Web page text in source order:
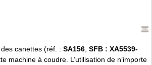
canettes (réf. : SA156 SFB : XA5539-
machine à coudre. L’utilisation de n’importe